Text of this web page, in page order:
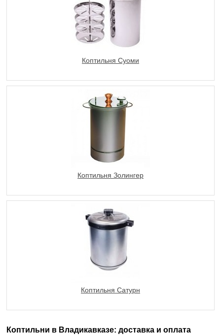
Коптильня Суоми
Коптильня Золингер
Коптильня Сатурн
Коптильни в Владикавказе: доставка и оплата